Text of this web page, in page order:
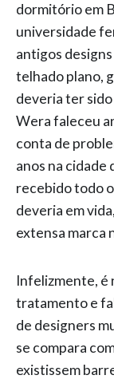
dormitório em
universidade
antigos
telhado plano,
deveria ter
Wera faleceu
conta de
anos na cidade
recebido todo
deveria em
extensa marca
Infelizmente, é
tratamento e
de designers
se compara
existissem